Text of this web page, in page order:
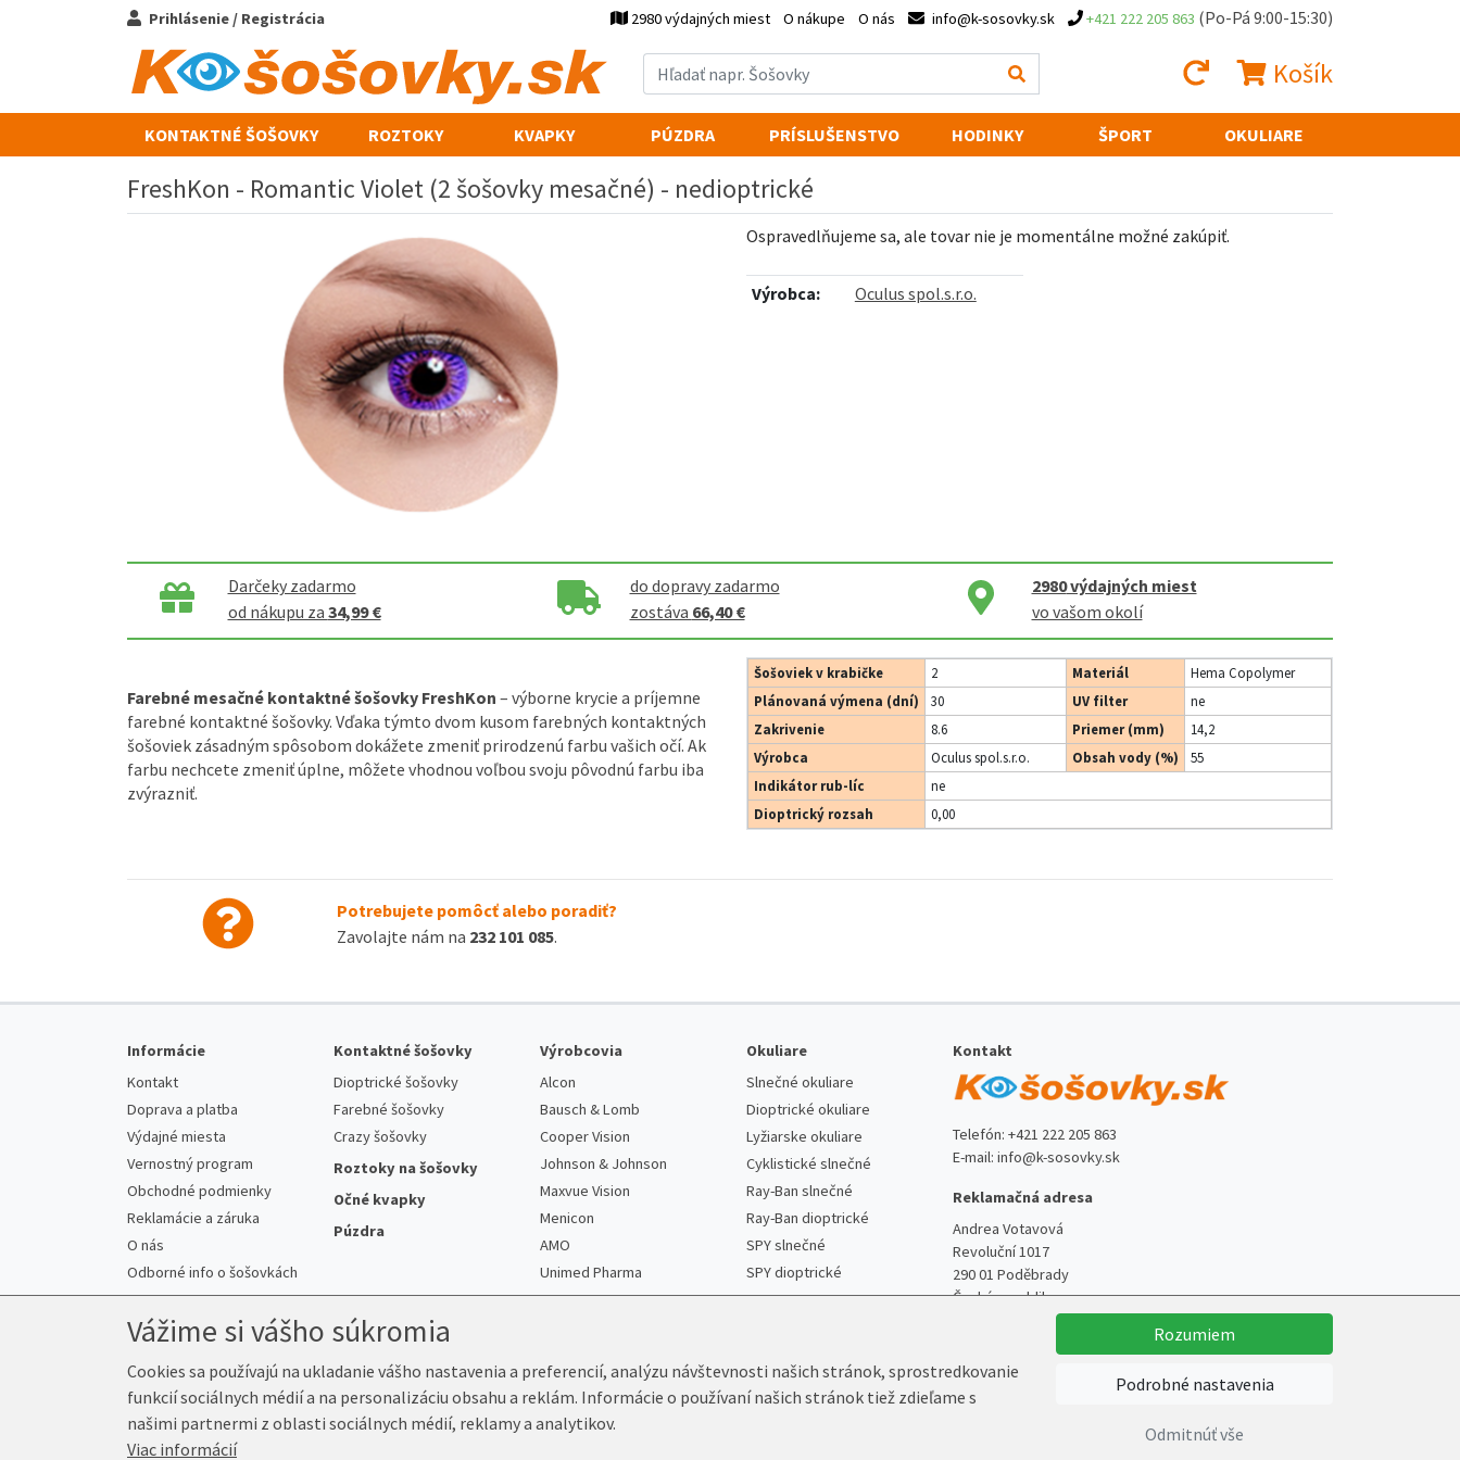
Prihlásenie / Registrácia 2980 výdajných miest O nákupe O nás info@k-sosovky.sk +421 222 205 863 (Po-Pá 9:00-15:30)
Košík
KONTAKTNÉ ŠOŠOVKY ROZTOKY KVAPKY PÚZDRA PRÍSLUŠENSTVO HODINKY ŠPORT OKULIARE
FreshKon - Romantic Violet (2 šošovky mesačné) - nedioptrické
Ospravedlňujeme sa, ale tovar nie je momentálne možné zakúpiť.
Výrobca: Oculus spol.s.r.o.
Darčeky zadarmo
od nákupu za 34,99 €
do dopravy zadarmo
zostáva 66,40 €
2980výdajných miest
vo vašom okolí
Farebné mesačné kontaktné šošovky FreshKon – výborne krycie a príjemne
farebné kontaktné šošovky. Vďaka týmto dvom kusom farebných kontaktných
šošoviek zásadným spôsobom dokážete zmeniť prirodzenú farbu vašich očí. Ak
farbu nechcete zmeniť úplne, môžete vhodnou voľbou svoju pôvodnú farbu iba
zvýrazniť.
Šošoviek v krabičke 2 Materiál
Hema Copolymer
Plánovaná výmena (dní)
30 UV filter
ne
Zakrivenie
8.6 Priemer (mm)
14,2
Výrobca
Oculus spol.s.r.o. Obsah vody (%)
55
Indikátor rub-líc
ne
Dioptrický rozsah
0,00
Potrebujete pomôcť alebo poradiť?
Zavolajte nám na 232 101 085.
Informácie
Kontakt
Doprava a platba
Výdajné miesta
Vernostný program
Obchodné podmienky
Reklamácie a záruka
O nás
Odborné info o šošovkách
Kontaktné šošovky
Dioptrické šošovky
Farebné šošovky
Crazy šošovky
Roztoky na šošovky
Očné kvapky
Púzdra
Výrobcovia
Alcon
Bausch & Lomb
Cooper Vision
Johnson & Johnson
Maxvue Vision
Menicon
AMO
Unimed Pharma
Okuliare
Slnečné okuliare
Dioptrické okuliare
Lyžiarske okuliare
Cyklistické slnečné
Ray-Ban slnečné
Ray-Ban dioptrické
SPY slnečné
SPY dioptrické
Kontakt
Telefón: +421 222 205 863
E-mail: info@k-sosovky.sk
Reklamačná adresa
Andrea Votavová
Revoluční 1017
290 01 Poděbrady
Česká republika
© 2026 K-Šošovky.sk
Vážime si vášho súkromia
Cookies sa používajú na ukladanie vášho nastavenia a preferencií, analýzu návštevnosti našich stránok, sprostredkovanie
funkcií sociálnych médií a na personalizáciu obsahu a reklám. Informácie o používaní našich stránok tiež zdieľame s
našimi partnermi z oblasti sociálnych médií, reklamy a analytikov.
Viac informácií
Rozumiem
Podrobné nastavenia
Odmitnúť vše